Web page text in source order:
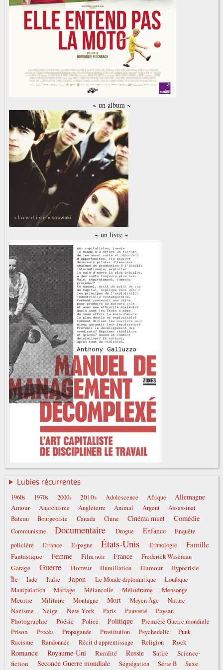
~ un album ~
~ un livre ~
Lubies récurrentes
1960s 1970s 2000s 2010s Adolescence Afrique Allemagne
Amour Anarchisme Angleterre Animal Argent
Assassinat
Bateau
Bourgeoisie Canada Chine Cinéma muet Comédie
Communisme Documentaire Drogue Enfance
Enquête
policière
Errance Espagne États-Unis Ethnologie Famille
Fantastique Femme Film noir France Frederick Wiseman
Garage Guerre Horreur Humiliation Humour
Hypocrisie
Île
Inde Italie Japon Le Monde diplomatique
Loufoque
Manipulation
Mariage Mélancolie Mélodrame Mensonge
Meurtre Militaire Montagne Mort Moyen Âge
Nature
Nazisme
Neige New York Paris Pauvreté Paysan
Photographie Poésie Police Politique Première Guerre mondiale
Prison Procès Propagande Prostitution Psychedelic
Punk
Racisme
Randonnée Récit d apprentissage Religion Rock
Romance Royaume-Uni Ruralité Russie Satire
Science-
fiction
Seconde Guerre mondiale Ségrégation Série B
Sexe